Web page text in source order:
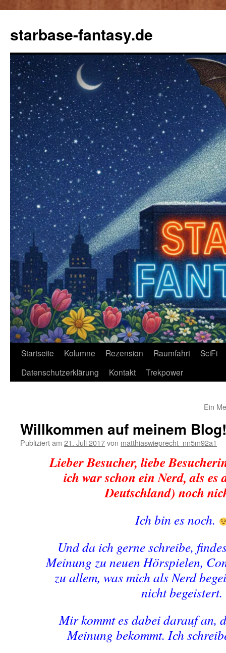
starbase-fantasy.de
Zum
Inhalt
Startseite Kolumne Rezension Raumfahrt
SciFi
Datenschutzerklärung
Kontakt Trekpower
Ein
Willkommen auf meinem Blog!
Publiziert am 21. Juli 2017von matthiaswieprecht_nn5m92a1
Lieber Besucher, liebe
ich war schon ein Nerd, als es
Deutschland) noch
Ich bin es noch.
Und da ich gerne schreibe,
Meinung zu neuen Hörspielen,
zu allem, was mich als Nerd
nicht begeistert.
Mir kommt es dabei darauf an,
Meinung bekommt. Ich